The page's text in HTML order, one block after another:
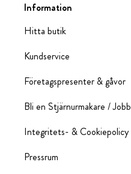
Information
Hitta butik
Kundservice
Företagspresenter & gåvor
Bli en Stjärnurmakare / Jobb
Integritets- & Cookiepolicy
Pressrum